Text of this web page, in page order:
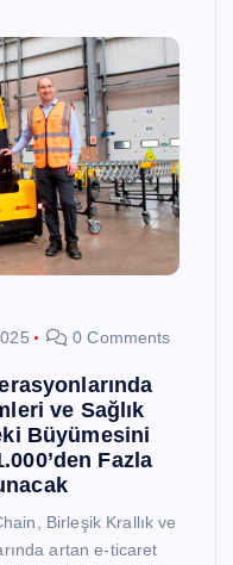
0 Comments
ve Sağlık
Büyümesini
Fazla
Birleşik Krallık ve
artan e-ticaret